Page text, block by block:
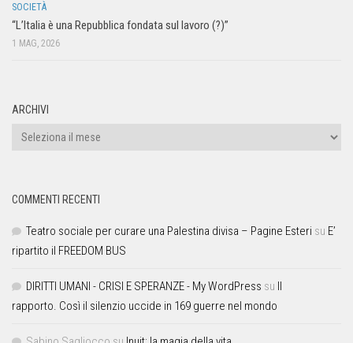
SOCIETÀ
“L’Italia è una Repubblica fondata sul lavoro (?)”
1 MAG, 2026
ARCHIVI
COMMENTI RECENTI
Teatro sociale per curare una Palestina divisa – Pagine Esteri su E’
ripartito il FREEDOM BUS
DIRITTI UMANI - CRISI E SPERANZE - My WordPress su Il
rapporto. Così il silenzio uccide in 169 guerre nel mondo